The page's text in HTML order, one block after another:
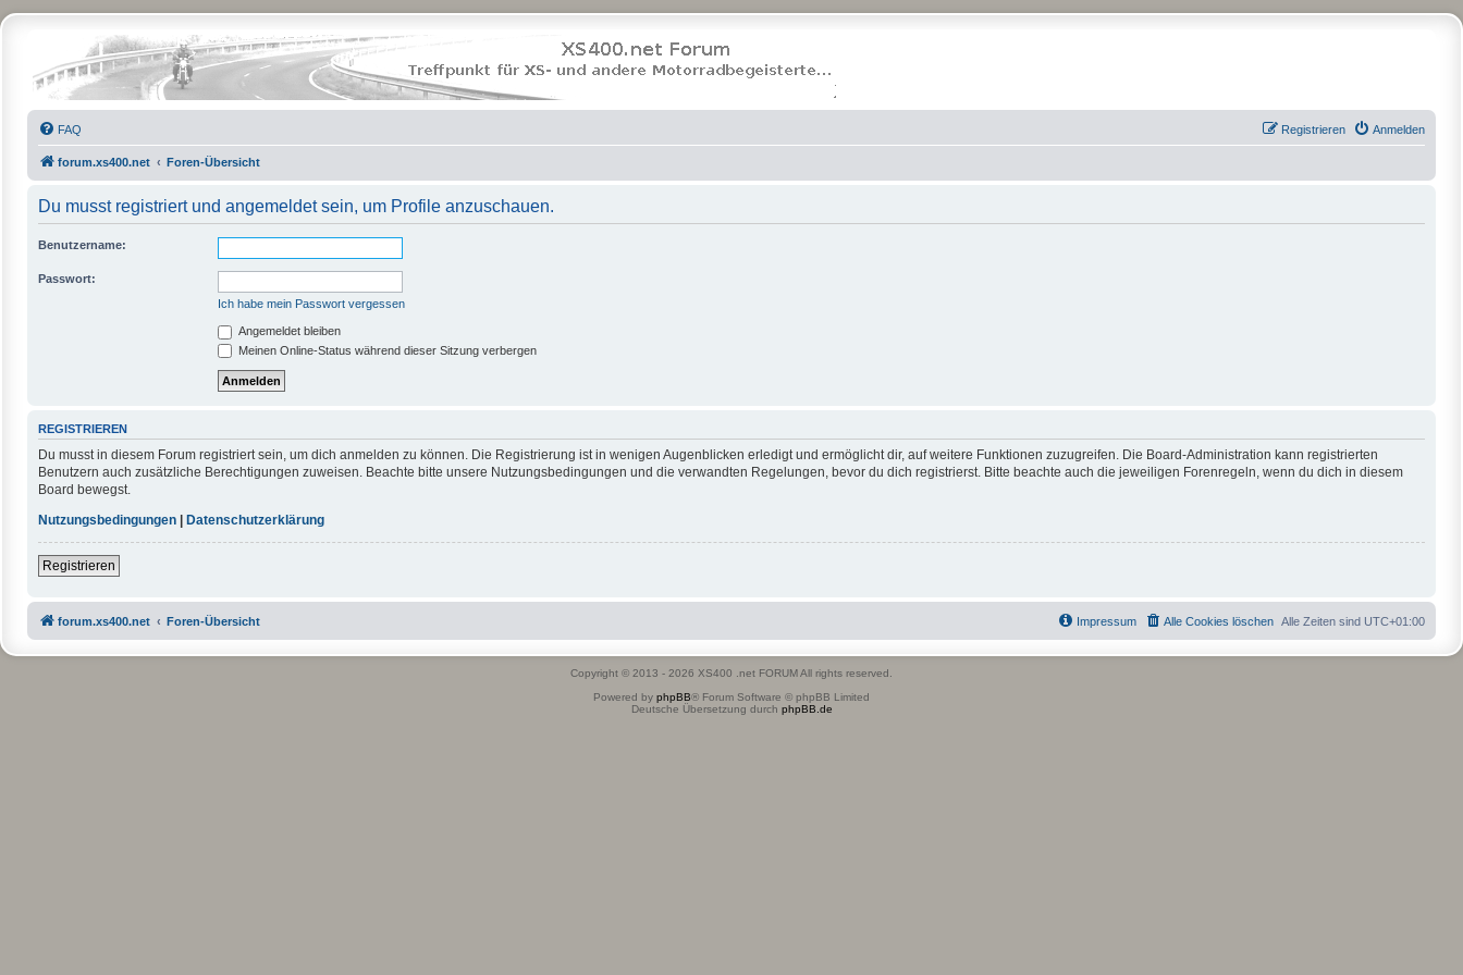
FAQ Anmelden
Registrieren
forum.xs400.net Foren-Übersicht
Du musst registriert und angemeldet sein, um Profile anzuschauen.
Benutzername:
Passwort:
Ich habe mein Passwort vergessen
Angemeldet bleiben
Meinen Online-Status während dieser Sitzung verbergen
REGISTRIEREN
Du musst in diesem Forum registriert sein, um dich anmelden zu können. Die Registrierung ist in wenigen Augenblicken erledigt und ermöglicht dir, auf weitere Funktionen zuzugreifen. Die Board-Administration kann registrierten
Benutzern auch zusätzliche Berechtigungen zuweisen. Beachte bitte unsere Nutzungsbedingungen und die verwandten Regelungen, bevor du dich registrierst. Bitte beachte auch die jeweiligen Forenregeln, wenn du dich in diesem
Board bewegst.
Nutzungsbedingungen | Datenschutzerklärung
Registrieren
forum.xs400.net Foren-Übersicht Alle Zeiten sind UTC+01:00
Alle Cookies löschen
Impressum
Copyright © 2013 - 2026 XS400 .net FORUM All rights reserved.
Powered by phpBB® Forum Software © phpBB Limited
Deutsche Übersetzung durch phpBB.de